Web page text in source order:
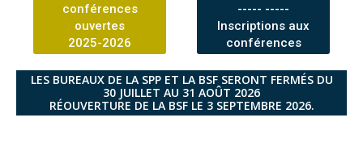
conférences
ouvertes
2025-2026
----- -----
Inscriptions aux
conférences
LES BUREAUX DE LA SPP ET LA BSF SERONT FERMÉS DU
30 JUILLET AU 31 AOÛT 2026
RÉOUVERTURE DE LA BSF LE 3 SEPTEMBRE 2026.